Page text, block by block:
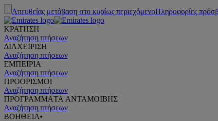
Απευθείας μετάβαση στο κυρίως περιεχόμενοΠληροφορίες
ΚΡΑΤΗΣΗ
Αναζήτηση πτήσεων
ΔΙΑΧΕΙΡΙΣΗ
Αναζήτηση πτήσεων
ΕΜΠΕΙΡΙΑ
Αναζήτηση πτήσεων
ΠΡΟΟΡΙΣΜΟΙ
Αναζήτηση πτήσεων
ΠΡΟΓΡΑΜΜΑTA ΑΝΤΑΜΟΙΒΗΣ
Αναζήτηση πτήσεων
ΒΟΗΘΕΙΑ•